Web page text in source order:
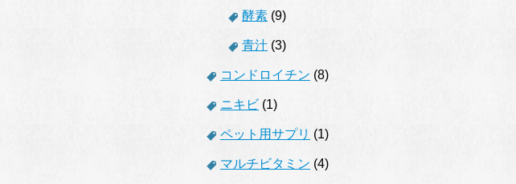
酵素 (9)
青汁 (3)
コンドロイチン (8)
ニキビ (1)
ペット用サプリ (1)
マルチビタミン (4)